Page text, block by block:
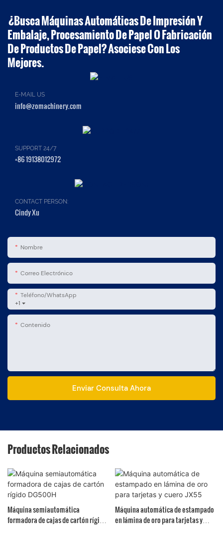
¿Busca Máquinas Automáticas De Impresión Y
Embalaje, Procesamiento De Papel O Fabricación
De Productos De Papel? Asociese Con Los
Mejores.
E-MAIL US
info@zomachinery.com
SUPPORT 24/7
+86 19138012972
CONTACT PERSON:
Cindy Xu
Nombre
Correo Electrónico
+1
Teléfono/WhatsApp
Contenido
Enviar Consulta Ahora
Productos Relacionados
Máquina semiautomática
formadora de cajas de cartón rígido
Máquina automática de estampado
en lámina de oro para tarjetas y